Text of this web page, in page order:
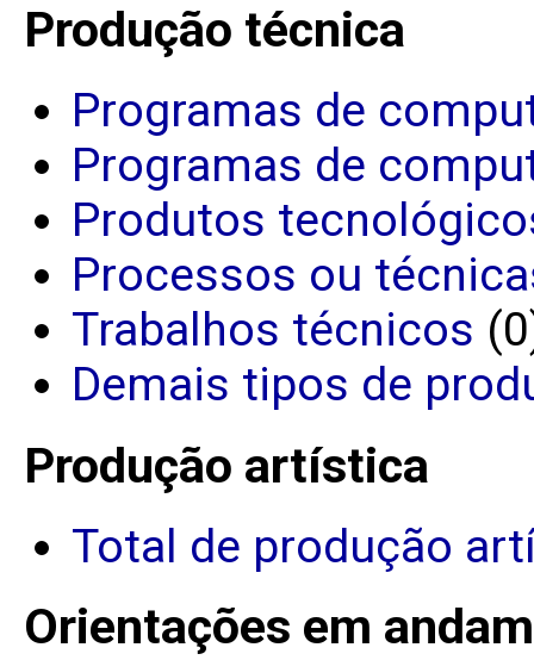
Produção técnica
Programas de
Programas de
Produtos
Processos ou
Trabalhos técnicos
Demais tipos de
Produção artística
Total de produção
Orientações em